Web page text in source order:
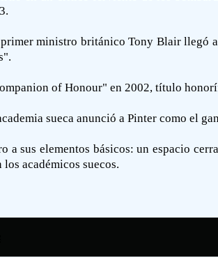
ministro británico Tony Blair llegó
of Honour" en 2002, título
sueca anunció a Pinter como el
a sus elementos básicos: un espacio
académicos suecos.